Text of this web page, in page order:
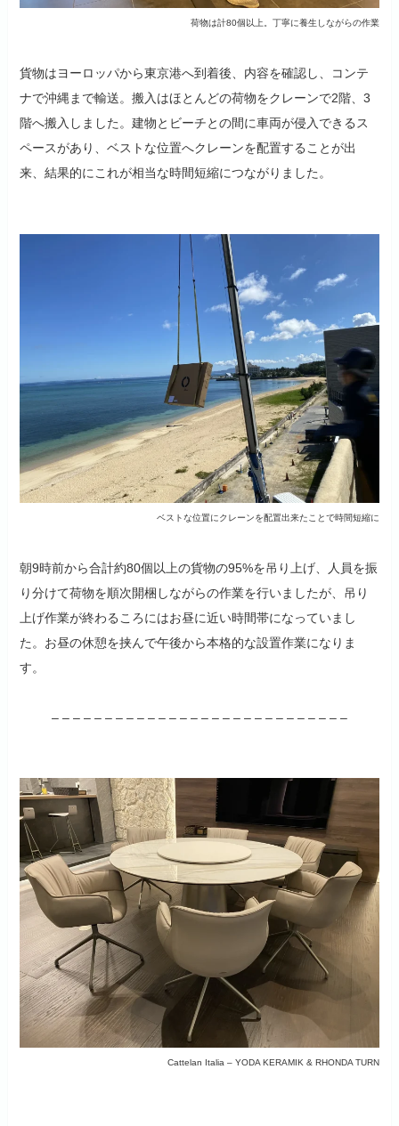
荷物は計80個以上。丁寧に養生しながらの作業
貨物はヨーロッパから東京港へ到着後、内容を確認し、コンテ
ナで沖縄まで輸送。搬入はほとんどの荷物をクレーンで2階、3
階へ搬入しました。建物とビーチとの間に車両が侵入できるス
ペースがあり、ベストな位置へクレーンを配置することが出
来、結果的にこれが相当な時間短縮につながりました。
ベストな位置にクレーンを配置出来たことで時間短縮に
朝9時前から合計約80個以上の貨物の95%を吊り上げ、人員を振
り分けて荷物を順次開梱しながらの作業を行いましたが、吊り
上げ作業が終わるころにはお昼に近い時間帯になっていまし
た。お昼の休憩を挟んで午後から本格的な設置作業になりま
す。
– – – – – – – – – – – – – – – – – – – – – – – – – – – –
Cattelan Italia – YODA KERAMIK & RHONDA TURN